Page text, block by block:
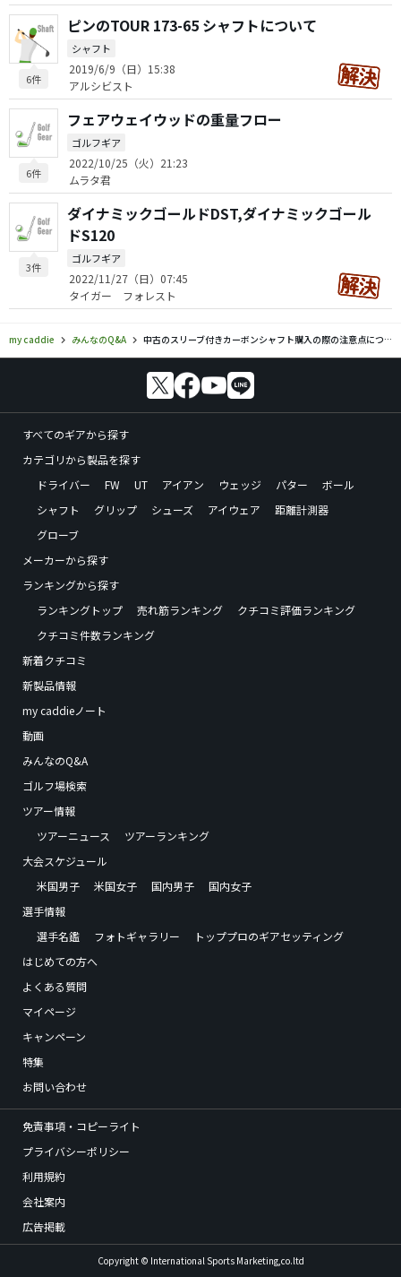
6件
ピンのTOUR 173-65 シャフトについて
シャフト
2019/6/9（日）15:38
アルシビスト
6件
フェアウェイウッドの重量フロー
ゴルフギア
2022/10/25（火）21:23
ムラタ君
3件
ダイナミックゴールドDST,ダイナミックゴール
ドS120
ゴルフギア
2022/11/27（日）07:45
タイガー フォレスト
my caddie みんなのQ&A 中古のスリーブ付きカーボンシャフト購入の際の注意点について
すべてのギアから探す
カテゴリから製品を探す
ドライバー
FW UT アイアン ウェッジ パター
ボール
シャフト
グリップ シューズ アイウェア
距離計測器
グローブ
メーカーから探す
ランキングから探す
ランキングトップ
売れ筋ランキング
クチコミ評価ランキング
クチコミ件数ランキング
新着クチコミ
新製品情報
my caddieノート
動画
みんなのQ&A
ゴルフ場検索
ツアー情報
ツアーニュース
ツアーランキング
大会スケジュール
米国男子
米国女子 国内男子
国内女子
選手情報
選手名鑑
フォトギャラリー
トッププロのギアセッティング
はじめての方へ
よくある質問
マイページ
キャンペーン
特集
お問い合わせ
免責事項・コピーライト
プライバシーポリシー
利用規約
会社案内
広告掲載
Copyright © International Sports Marketing,co.ltd